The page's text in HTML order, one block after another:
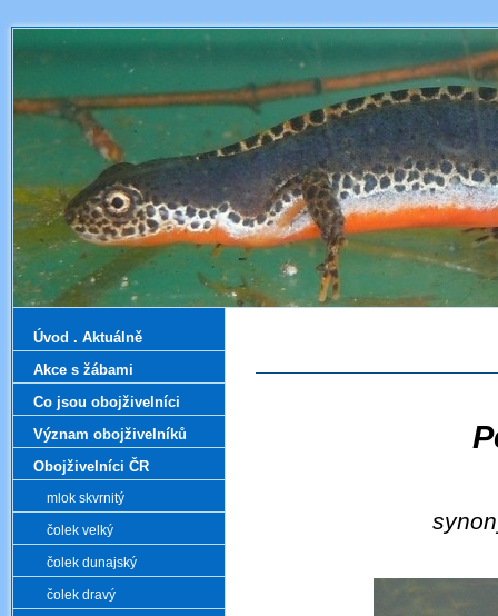
Úvod . Aktuálně
Akce s žábami
Co jsou obojživelníci
Význam obojživelníků
Obojživelníci ČR
mlok skvrnitý
čolek velký
čolek dunajský
čolek dravý